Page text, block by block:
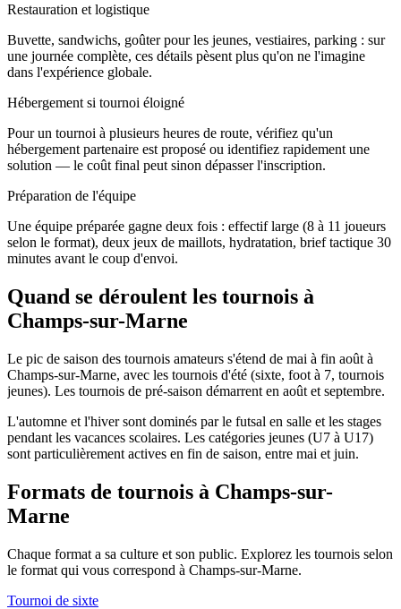
Restauration et logistique
Buvette, sandwichs, goûter pour les jeunes, vestiaires, parking : sur
une journée complète, ces détails pèsent plus qu'on ne l'imagine
dans l'expérience globale.
Hébergement si tournoi éloigné
Pour un tournoi à plusieurs heures de route, vérifiez qu'un
hébergement partenaire est proposé ou identifiez rapidement une
solution — le coût final peut sinon dépasser l'inscription.
Préparation de l'équipe
Une équipe préparée gagne deux fois : effectif large (8 à 11 joueurs
selon le format), deux jeux de maillots, hydratation, brief tactique 30
minutes avant le coup d'envoi.
Quand se déroulent les tournois à
Champs-sur-Marne
Le pic de saison des tournois amateurs s'étend de mai à fin août à
Champs-sur-Marne, avec les tournois d'été (sixte, foot à 7, tournois
jeunes). Les tournois de pré-saison démarrent en août et septembre.
L'automne et l'hiver sont dominés par le futsal en salle et les stages
pendant les vacances scolaires. Les catégories jeunes (U7 à U17)
sont particulièrement actives en fin de saison, entre mai et juin.
Formats de tournois à Champs-sur-
Marne
Chaque format a sa culture et son public. Explorez les tournois selon
le format qui vous correspond à Champs-sur-Marne.
Tournoi de sixte